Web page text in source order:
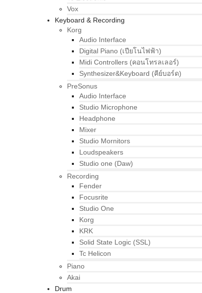
Vox
Keyboard & Recording
Korg
Audio Interface
Digital Piano (เปียโนไฟฟ้า)
Midi Controllers (คอนโทรลเลอร์)
Synthesizer&Keyboard (คีย์บอร์ด)
PreSonus
Audio Interface
Studio Microphone
Headphone
Mixer
Studio Mornitors
Loudspeakers
Studio one (Daw)
Recording
Fender
Focusrite
Studio One
Korg
KRK
Solid State Logic (SSL)
Tc Helicon
Piano
Akai
Drum